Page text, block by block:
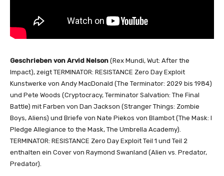
Geschrieben von Arvid Nelson (Rex Mundi, Wut: After the
Impact), zeigt TERMINATOR: RESISTANCE Zero Day Exploit
Kunstwerke von Andy MacDonald (The Terminator: 2029 bis 1984)
und Pete Woods (Cryptocracy, Terminator Salvation: The Final
Battle) mit Farben von Dan Jackson (Stranger Things: Zombie
Boys, Aliens) und Briefe von Nate Piekos von Blambot (The Mask: I
Pledge Allegiance to the Mask, The Umbrella Academy).
TERMINATOR: RESISTANCE Zero Day Exploit Teil 1 und Teil 2
enthalten ein Cover von Raymond Swanland (Alien vs. Predator,
Predator).